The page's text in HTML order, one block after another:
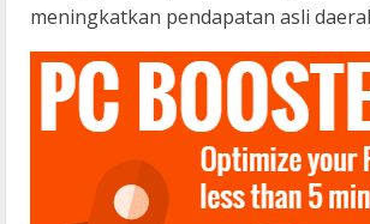
meningkatkan pendapatan asli